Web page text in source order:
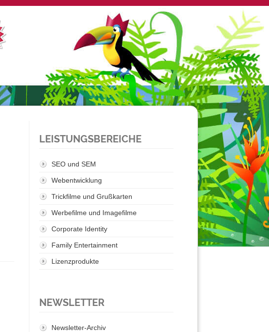
LEISTUNGSBEREICHE
SEO und SEM
Webentwicklung
Trickfilme und Grußkarten
Werbefilme und Imagefilme
Corporate Identity
Family Entertainment
Lizenzprodukte
NEWSLETTER
Newsletter-Archiv